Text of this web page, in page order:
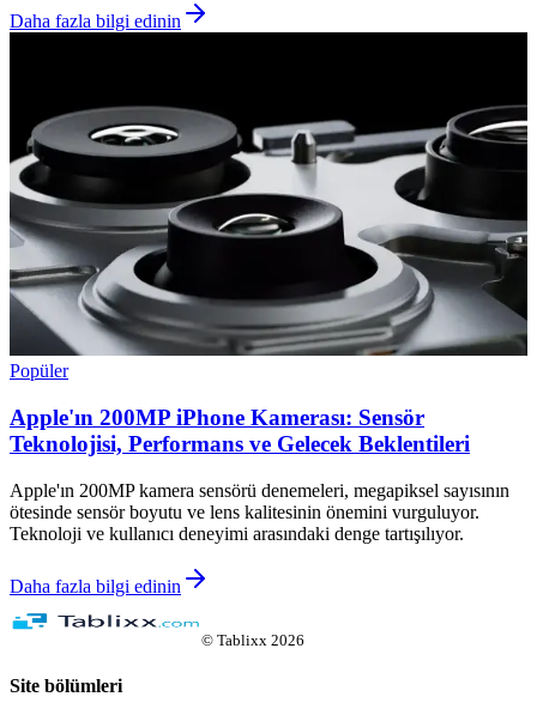
Daha fazla bilgi edinin
Popüler
Apple'ın 200MP iPhone Kamerası: Sensör
Teknolojisi, Performans ve Gelecek Beklentileri
Apple'ın 200MP kamera sensörü denemeleri, megapiksel sayısının
ötesinde sensör boyutu ve lens kalitesinin önemini vurguluyor.
Teknoloji ve kullanıcı deneyimi arasındaki denge tartışılıyor.
Daha fazla bilgi edinin
© Tablixx 2026
Site bölümleri